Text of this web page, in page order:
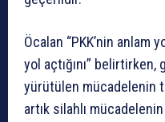
Öcalan “PKK’nin anlam
yol açtığını”
yürütülen mücadelenin
artık silahlı